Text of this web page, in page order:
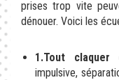
prises trop vite
dénouer. Voici les
1.Tout
impulsive,